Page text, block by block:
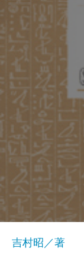
吉村昭／著